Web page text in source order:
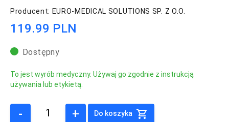
Producent: EURO-MEDICAL SOLUTIONS SP. Z O.O.
119.99 PLN
Dostępny
To jest wyrób medyczny. Używaj go zgodnie z instrukcją
używania lub etykietą.
- + Do koszyka